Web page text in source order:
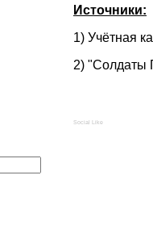
Источники:
1) Учётная
2) "Солдаты
Social Like